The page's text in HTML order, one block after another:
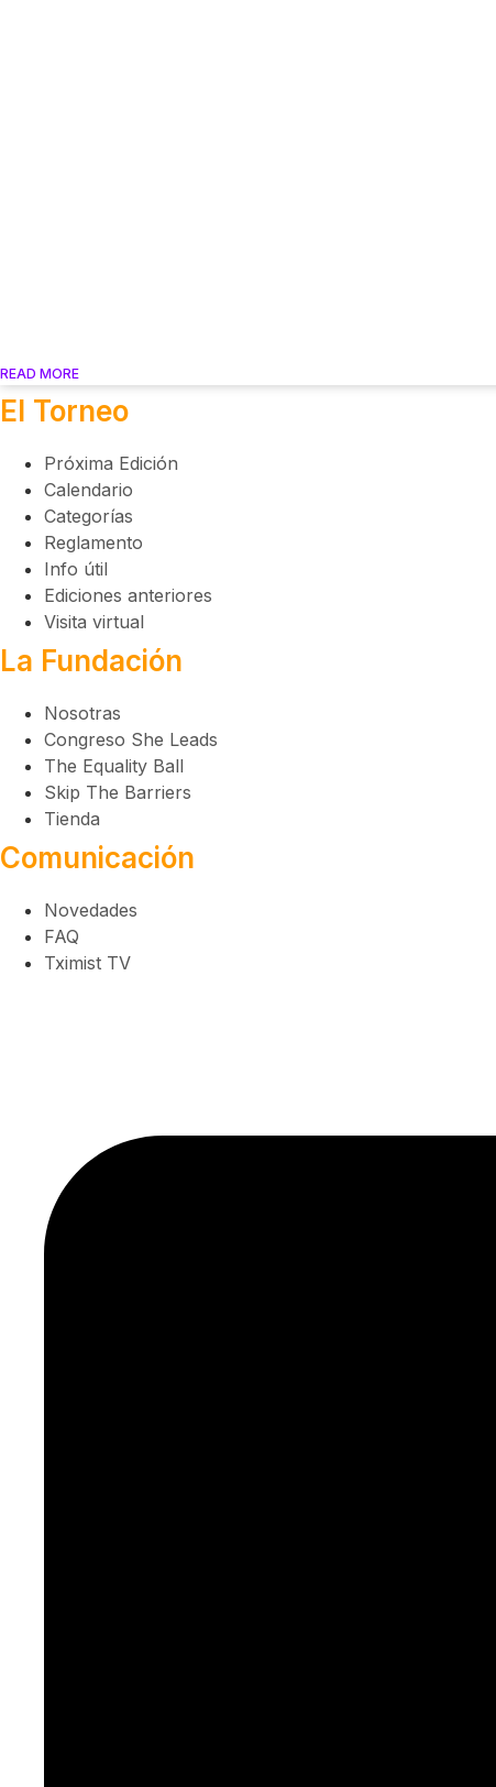
READ MORE
El Torneo
Próxima Edición
Calendario
Categorías
Reglamento
Info útil
Ediciones anteriores
Visita virtual
La Fundación
Nosotras
Congreso She Leads
The Equality Ball
Skip The Barriers
Tienda
Comunicación
Novedades
FAQ
Tximist TV